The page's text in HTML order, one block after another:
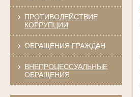
ПРОТИВОДЕЙСТВИЕ
КОРРУПЦИИ
ОБРАЩЕНИЯ ГРАЖДАН
ВНЕПРОЦЕССУАЛЬНЫЕ
ОБРАЩЕНИЯ